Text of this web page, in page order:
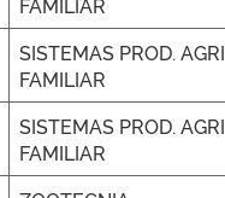
SISTEMAS PROD.
FAMILIAR
SISTEMAS PROD.
FAMILIAR